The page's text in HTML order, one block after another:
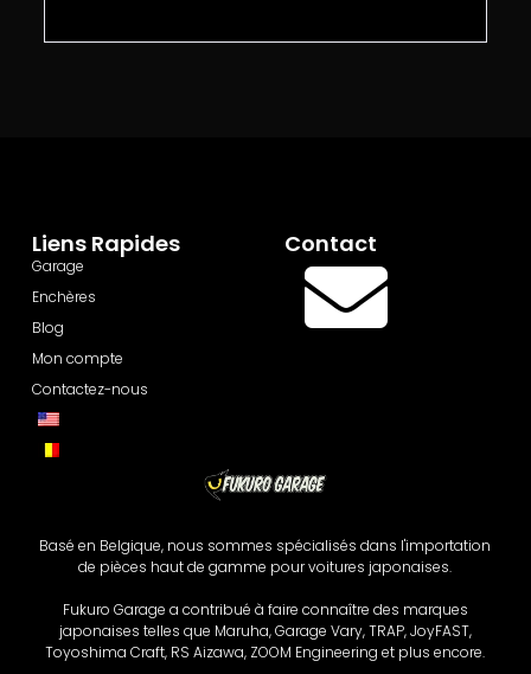
Basé en Belgique, nous sommes spécialisés dans l'importation
de pièces haut de gamme pour voitures japonaises.
Fukuro Garage a contribué à faire connaître des marques
japonaises telles que Maruha, Garage Vary, TRAP, JoyFAST,
Toyoshima Craft, RS Aizawa, ZOOM Engineering et plus encore.
Liens Rapides
Garage
Enchères
Blog
Mon compte
Contactez-nous
Contact